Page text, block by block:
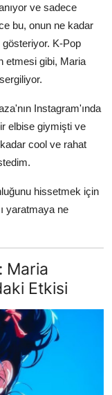
ve sadece
bu, onun ne kadar
K-Pop
etmesi gibi, Maria
Instagram'ında
elbise giymişti ve
cool ve rahat
hissetmek için
yaratmaya ne
Maria
Etkisi